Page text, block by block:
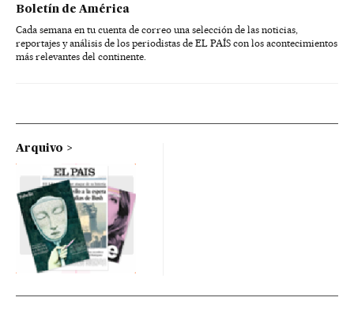
Boletín de América
Cada semana en tu cuenta de correo una selección de las noticias,
reportajes y análisis de los periodistas de EL PAÍS con los acontecimientos
más relevantes del continente.
Arquivo